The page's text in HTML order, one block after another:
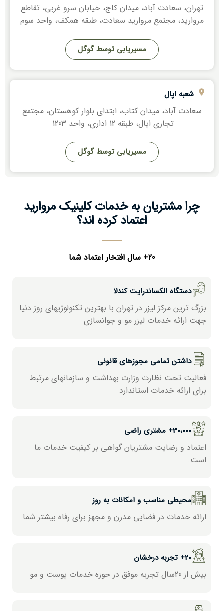
تھران، سعادت آباد، میدان کاج، خیابان سرو غربی، تقاطع
مروارید، مجتمع مروارید سعادت، طبقه ھمکف، واحد سوم
مسیریابی توسط گوگل
شعبه اپال
سعادت آباد، میدان کتاب، ابتدای بلوار کوھستان، مجتمع
تجاری اپال، طبقه 12 اداری، واحد 1203
مسیریابی توسط گوگل
چرا مشتریان به خدمات کلینیک مروارید
اعتماد کرده اند؟
20+ سال افتخار اعتماد شما
دستگاه الکساندرایت کندلا
بزرگ ترین مرکز لیزر در تھران با بھترین تکنولوژیھای روز دنیا
جھت ارائه خدمات لیزر مو و جوانسازی
داشتن تمامی مجوزهای قانونی
فعالیت تحت نظارت وزارت بھداشت و سازمانھای مرتبط
برای ارائه خدمات استاندارد
30،000+ مشتری راضی
اعتماد و رضایت مشتریان گواھی بر کیفیت خدمات ما
است.
محیطی مناسب و امکانات به روز
ارائه خدمات در فضایی مدرن و مجھز برای رفاه بیشتر شما
20+ تجربه درخشان
بیش از 20سال تجربه موفق در حوزه خدمات پوست و مو